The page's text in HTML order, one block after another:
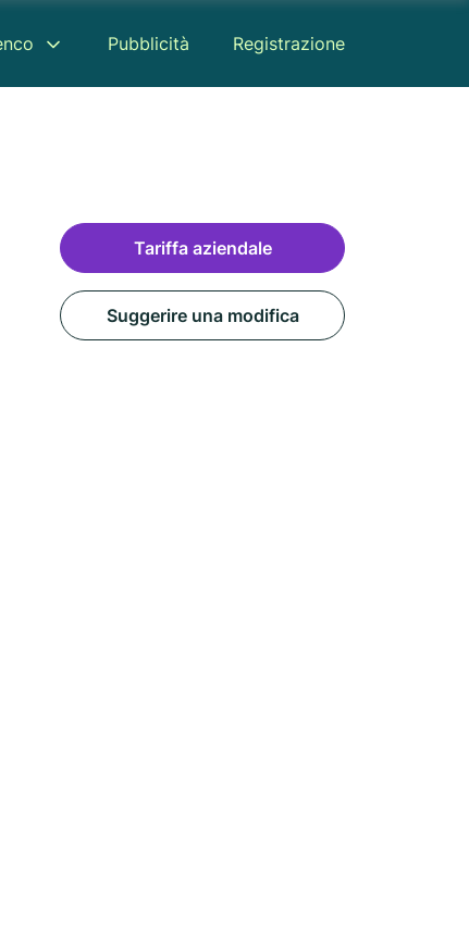
Pubblicità Registrazione
Tariffa aziendale
Suggerire una modifica